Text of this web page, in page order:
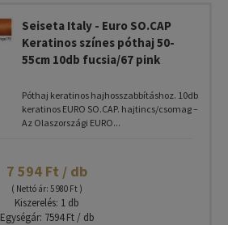
Seiseta Italy - Euro SO.CAP
Keratinos színes póthaj 50-
55cm 10db fucsia/67 pink
Póthaj keratinos hajhosszabbításhoz. 10db
keratinos EURO SO.CAP. hajtincs/csomag –
Az Olaszországi EURO...
7 594 Ft / db
( Nettó ár: 5 980 Ft )
Kiszerelés: 1 db
Egységár: 7594 Ft / db